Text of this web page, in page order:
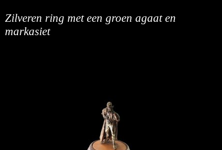
Zilveren ring met een groen agaat en
markasiet